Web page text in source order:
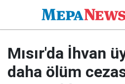
Mısır'da İhvan
daha ölüm